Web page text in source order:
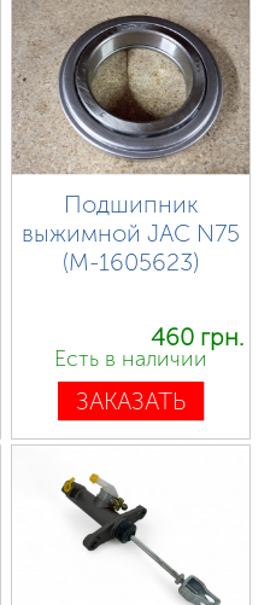
Подшипник
выжимной JAC N75
(М-1605623)
460 грн.
Есть в наличии
ЗАКАЗАТЬ